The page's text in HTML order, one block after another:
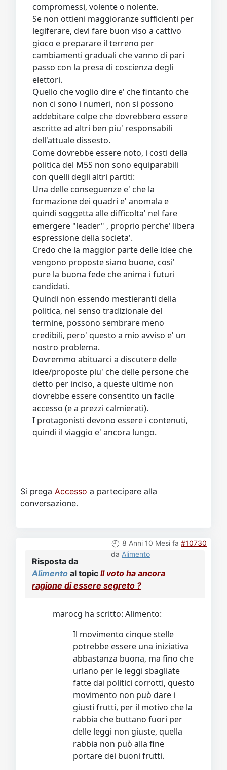
compromessi, volente o nolente.
Se non ottieni maggioranze sufficienti per
legiferare, devi fare buon viso a cattivo
gioco e preparare il terreno per
cambiamenti graduali che vanno di pari
passo con la presa di coscienza degli
elettori.
Quello che voglio dire e' che fintanto che
non ci sono i numeri, non si possono
addebitare colpe che dovrebbero essere
ascritte ad altri ben piu' responsabili
dell'attuale dissesto.
Come dovrebbe essere noto, i costi della
politica del M5S non sono equiparabili
con quelli degli altri partiti:
Una delle conseguenze e' che la
formazione dei quadri e' anomala e
quindi soggetta alle difficolta' nel fare
emergere "leader" , proprio perche' libera
espressione della societa'.
Credo che la maggior parte delle idee che
vengono proposte siano buone, cosi'
pure la buona fede che anima i futuri
candidati.
Quindi non essendo mestieranti della
politica, nel senso tradizionale del
termine, possono sembrare meno
credibili, pero' questo a mio avviso e' un
nostro problema.
Dovremmo abituarci a discutere delle
idee/proposte piu' che delle persone che
detto per inciso, a queste ultime non
dovrebbe essere consentito un facile
accesso (e a prezzi calmierati).
I protagonisti devono essere i contenuti,
quindi il viaggio e' ancora lungo.
Si prega Accesso a partecipare alla
conversazione.
8 Anni 10 Mesi fa #10730
da Alimento
Risposta da
Alimento al topic Il voto ha ancora
ragione di essere segreto ?
marocg ha scritto: Alimento:
Il movimento cinque stelle
potrebbe essere una iniziativa
abbastanza buona, ma fino che
urlano per le leggi sbagliate
fatte dai politici corrotti, questo
movimento non può dare i
giusti frutti, per il motivo che la
rabbia che buttano fuori per
delle leggi non giuste, quella
rabbia non può alla fine
portare dei buoni frutti.